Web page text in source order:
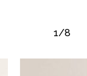
1/8